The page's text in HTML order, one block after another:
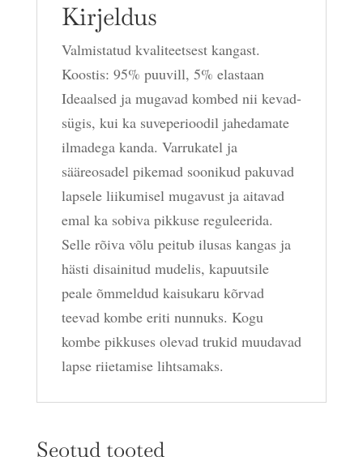
Kirjeldus
Valmistatud kvaliteetsest kangast.
Koostis: 95% puuvill, 5% elastaan
Ideaalsed ja mugavad kombed nii kevad-
sügis, kui ka suveperioodil jahedamate
ilmadega kanda. Varrukatel ja
sääreosadel pikemad soonikud pakuvad
lapsele liikumisel mugavust ja aitavad
emal ka sobiva pikkuse reguleerida.
Selle rõiva võlu peitub ilusas kangas ja
hästi disainitud mudelis, kapuutsile
peale õmmeldud kaisukaru kõrvad
teevad kombe eriti nunnuks. Kogu
kombe pikkuses olevad trukid muudavad
lapse riietamise lihtsamaks.
Seotud tooted